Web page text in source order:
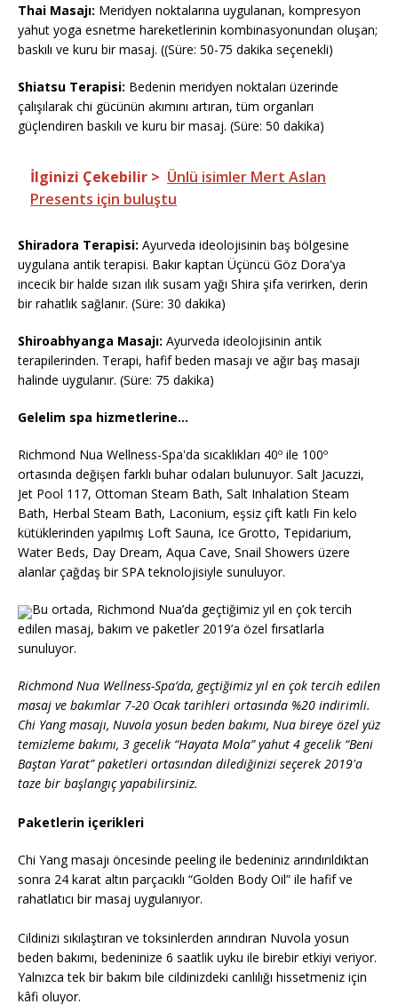
Thai Masajı: Meridyen noktalarına uygulanan, kompresyon
yahut yoga esnetme hareketlerinin kombinasyonundan oluşan;
baskılı ve kuru bir masaj. ((Süre: 50-75 dakika seçenekli)
Shiatsu Terapisi: Bedenin meridyen noktaları üzerinde
çalışılarak chi gücünün akımını artıran, tüm organları
güçlendiren baskılı ve kuru bir masaj. (Süre: 50 dakika)
İlginizi Çekebilir > Ünlü isimler Mert Aslan
Presents için buluştu
Shiradora Terapisi: Ayurveda ideolojisinin baş bölgesine
uygulana antik terapisi. Bakır kaptan Üçüncü Göz Dora'ya
incecik bir halde sızan ılık susam yağı Shira şifa verirken, derin
bir rahatlık sağlanır. (Süre: 30 dakika)
Shiroabhyanga Masajı: Ayurveda ideolojisinin antik
terapilerinden. Terapi, hafif beden masajı ve ağır baş masajı
halinde uygulanır. (Süre: 75 dakika)
Gelelim spa hizmetlerine…
Richmond Nua Wellness-Spa'da sıcaklıkları 40º ile 100º
ortasında değişen farklı buhar odaları bulunuyor. Salt Jacuzzi,
Jet Pool 117, Ottoman Steam Bath, Salt Inhalation Steam
Bath, Herbal Steam Bath, Laconium, eşsiz çift katlı Fin kelo
kütüklerinden yapılmış Loft Sauna, Ice Grotto, Tepidarium,
Water Beds, Day Dream, Aqua Cave, Snail Showers üzere
alanlar çağdaş bir SPA teknolojisiyle sunuluyor.
Bu ortada, Richmond Nua’da geçtiğimiz yıl en çok tercih
edilen masaj, bakım ve paketler 2019’a özel fırsatlarla
sunuluyor.
Richmond Nua Wellness-Spa’da, geçtiğimiz yıl en çok tercih edilen
masaj ve bakımlar 7-20 Ocak tarihleri ortasında %20 indirimli.
Chi Yang masajı, Nuvola yosun beden bakımı, Nua bireye özel yüz
temizleme bakımı, 3 gecelik “Hayata Mola” yahut 4 gecelik “Beni
Baştan Yarat” paketleri ortasından dilediğinizi seçerek 2019'a
taze bir başlangıç yapabilirsiniz.
Paketlerin içerikleri
Chi Yang masajı öncesinde peeling ile bedeniniz arındırıldıktan
sonra 24 karat altın parçacıklı “Golden Body Oil” ile hafif ve
rahatlatıcı bir masaj uygulanıyor.
Cildinizi sıkılaştıran ve toksinlerden arındıran Nuvola yosun
beden bakımı, bedeninize 6 saatlik uyku ile birebir etkiyi veriyor.
Yalnızca tek bir bakım bile cildinizdeki canlılığı hissetmeniz için
kâfi oluyor.